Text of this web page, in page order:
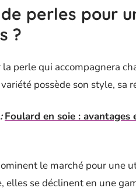
perles pour
?
la perle qui accompagnera
possède son style, sa
Foulard en soie :
le marché pour une
elles se déclinent en une